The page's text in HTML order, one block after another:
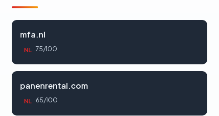
mfa.nl
NL 75/100
panenrental.com
NL 65/100